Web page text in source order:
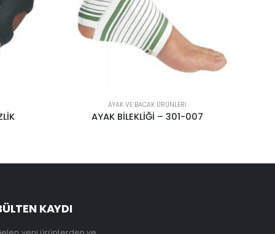
AYAK VE BACAK ÜRÜNLERI
MANTAR TABANLIK
KAYDI